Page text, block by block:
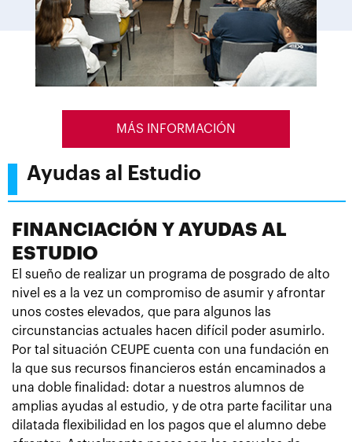
MÁS INFORMACIÓN
Ayudas al Estudio
FINANCIACIÓN Y AYUDAS AL
ESTUDIO
El sueño de realizar un programa de posgrado de alto
nivel es a la vez un compromiso de asumir y afrontar
unos costes elevados, que para algunos las
circunstancias actuales hacen difícil poder asumirlo.
Por tal situación CEUPE cuenta con una fundación en
la que sus recursos financieros están encaminados a
una doble finalidad: dotar a nuestros alumnos de
amplias ayudas al estudio, y de otra parte facilitar una
dilatada flexibilidad en los pagos que el alumno debe